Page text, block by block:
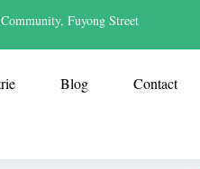
Fuyong Street
Blog Contact